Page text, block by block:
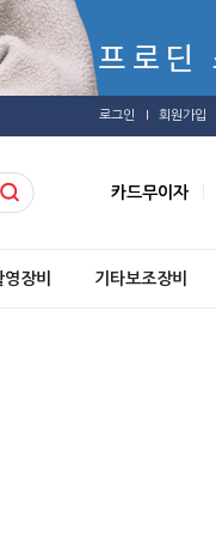
로그인 회원가입
카드무이자
영장비 기타보조장비